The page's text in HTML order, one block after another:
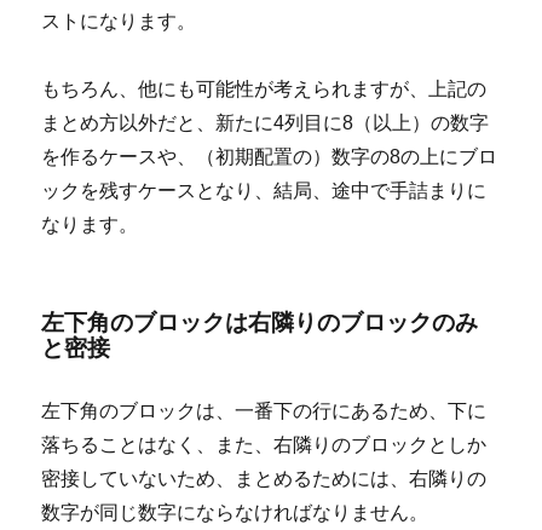
ストになります。
もちろん、他にも可能性が考えられますが、上記の
まとめ方以外だと、新たに4列目に8（以上）の数字
を作るケースや、（初期配置の）数字の8の上にブロ
ックを残すケースとなり、結局、途中で手詰まりに
なります。
左下角のブロックは右隣りのブロックのみ
と密接
左下角のブロックは、一番下の行にあるため、下に
落ちることはなく、また、右隣りのブロックとしか
密接していないため、まとめるためには、右隣りの
数字が同じ数字にならなければなりません。